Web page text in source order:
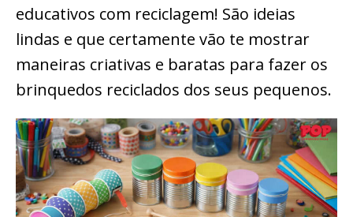
educativos com reciclagem! São ideias
lindas e que certamente vão te mostrar
maneiras criativas e baratas para fazer os
brinquedos reciclados dos seus pequenos.